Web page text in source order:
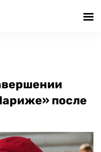
после